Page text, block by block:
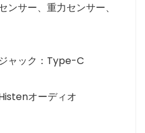
ンサー、重力センサー、
ャック：Type-C
オーディオ